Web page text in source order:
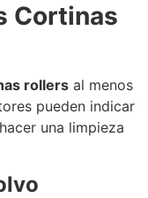
Cortinas
rollers al menos
pueden indicar
una limpieza